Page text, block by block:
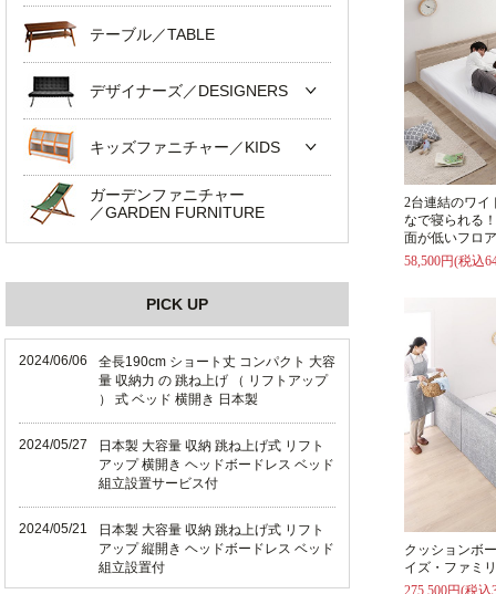
2台連結のワイ
なで寝られる
面が低いフロ
58,500円(税込
クッションボ
イズ・ファミ
275,500円(税込
テーブル／TABLE
デザイナーズ／DESIGNERS
キッズファニチャー／KIDS
ガーデンファニチャー
／GARDEN FURNITURE
PICK UP
2024/06/06
全長190cm ショート丈 コンパクト 大容
量 収納力 の 跳ね上げ （ リフトアップ
） 式 ベッド 横開き 日本製
2024/05/27
日本製 大容量 収納 跳ね上げ式 リフト
アップ 横開き ヘッドボードレス ベッド
組立設置サービス付
2024/05/21
日本製 大容量 収納 跳ね上げ式 リフト
アップ 縦開き ヘッドボードレス ベッド
組立設置付